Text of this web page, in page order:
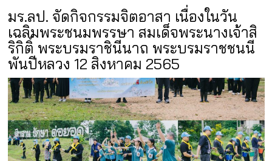
มร.ลป. จัดกิจกรรมจิตอาสา เนื่องในวัน
เฉลิมพระชนมพรรษา สมเด็จพระนางเจ้าสิ
ริกิติ์ พระบรมราชินีนาถ พระบรมราชชนนี
พันปีหลวง 12 สิงหาคม 2565